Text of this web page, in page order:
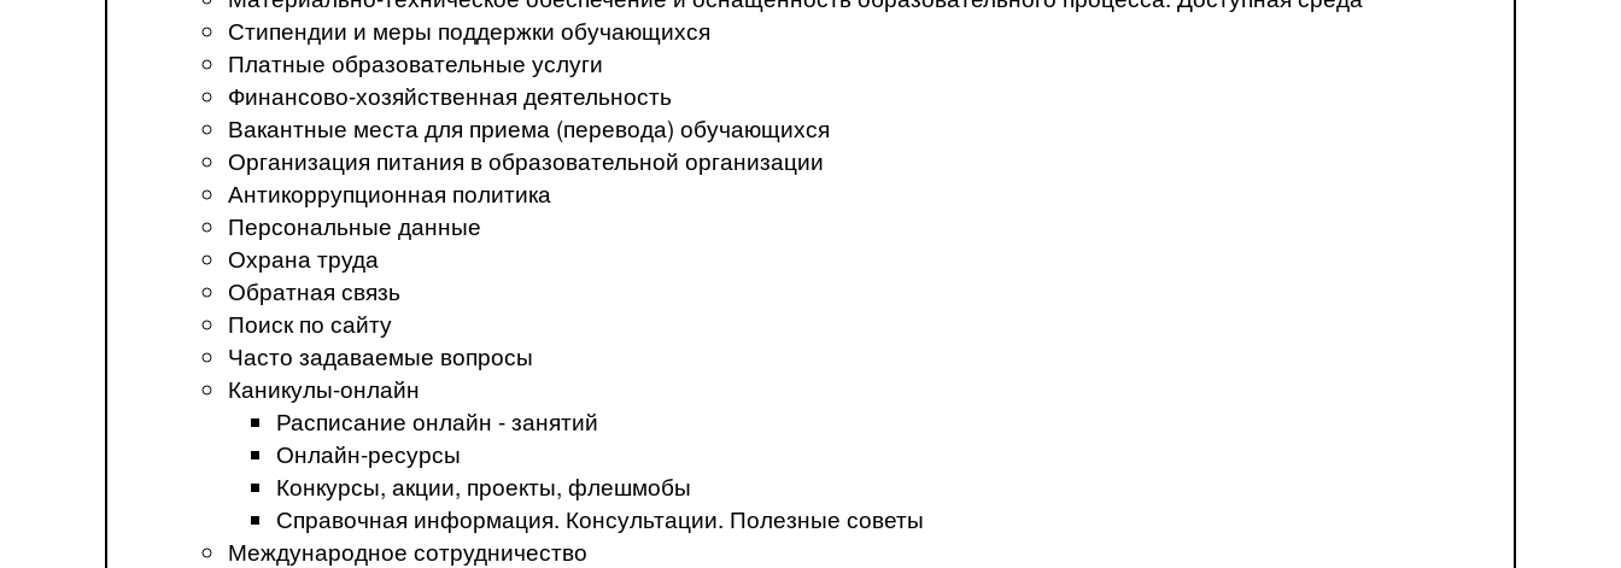
Стипендии и меры поддержки обучающихся
Платные образовательные услуги
Финансово-хозяйственная деятельность
Вакантные места для приема (перевода) обучающихся
Организация питания в образовательной организации
Антикоррупционная политика
Персональные данные
Охрана труда
Обратная связь
Поиск по сайту
Часто задаваемые вопросы
Каникулы-онлайн
Расписание онлайн - занятий
Онлайн-ресурсы
Конкурсы, акции, проекты, флешмобы
Справочная информация. Консультации. Полезные советы
Международное сотрудничество